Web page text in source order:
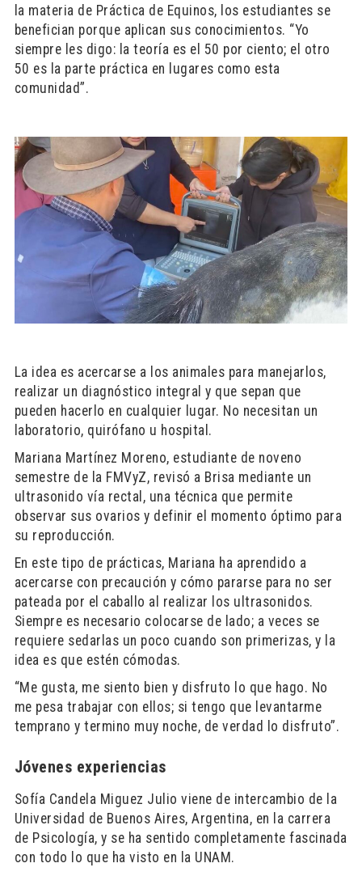
la materia de Práctica de Equinos, los estudiantes se
benefician porque aplican sus conocimientos. “Yo
siempre les digo: la teoría es el 50 por ciento; el otro
50 es la parte práctica en lugares como esta
comunidad”.
La idea es acercarse a los animales para manejarlos,
realizar un diagnóstico integral y que sepan que
pueden hacerlo en cualquier lugar. No necesitan un
laboratorio, quirófano u hospital.
Mariana Martínez Moreno, estudiante de noveno
semestre de la FMVyZ, revisó a Brisa mediante un
ultrasonido vía rectal, una técnica que permite
observar sus ovarios y definir el momento óptimo para
su reproducción.
En este tipo de prácticas, Mariana ha aprendido a
acercarse con precaución y cómo pararse para no ser
pateada por el caballo al realizar los ultrasonidos.
Siempre es necesario colocarse de lado; a veces se
requiere sedarlas un poco cuando son primerizas, y la
idea es que estén cómodas.
“Me gusta, me siento bien y disfruto lo que hago. No
me pesa trabajar con ellos; si tengo que levantarme
temprano y termino muy noche, de verdad lo disfruto”.
Jóvenes experiencias
Sofía Candela Miguez Julio viene de intercambio de la
Universidad de Buenos Aires, Argentina, en la carrera
de Psicología, y se ha sentido completamente fascinada
con todo lo que ha visto en la UNAM.